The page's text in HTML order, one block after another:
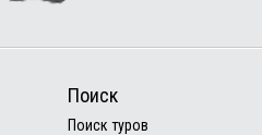
Поиск
Поиск туров